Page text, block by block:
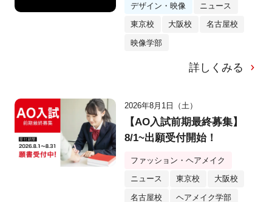
デザイン・映像 ニュース
東京校 大阪校 名古屋校
映像学部
詳しくみる
2026年8月1日（土）
【AO入試前期最終募集】
8/1~出願受付開始！
ファッション・ヘアメイク
ニュース 東京校 大阪校
名古屋校 ヘアメイク学部